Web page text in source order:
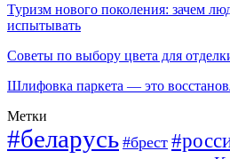
Туризм нового поколения: зачем
испытывать
Советы по выбору цвета для
Шлифовка паркета — это
Метки
#беларусь #брест